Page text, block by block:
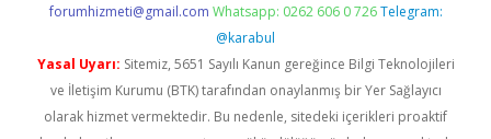
forumhizmeti@gmail.com Whatsapp: 0262 606 0 726 Telegram:
@karabul
Yasal Uyarı: Sitemiz, 5651 Sayılı Kanun gereğince Bilgi Teknolojileri
ve İletişim Kurumu (BTK) tarafından onaylanmış bir Yer Sağlayıcı
olarak hizmet vermektedir. Bu nedenle, sitedeki içerikleri proaktif